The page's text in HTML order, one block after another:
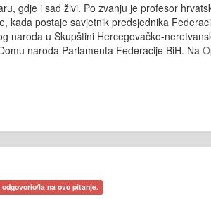
gdje i sad živi. Po zvanju je profesor
kada postaje savjetnik predsjednika
naroda u Skupštini Hercegovačko-
naroda Parlamenta Federacije BiH. Na
la na ovo pitanje.